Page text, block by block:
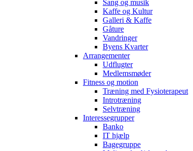
Sang og musik
Kaffe og Kultur
Galleri & Kaffe
Gåture
Vandringer
Byens Kvarter
Arrangementer
Udflugter
Medlemsmøder
Fitness og motion
Træning med Fysioterapeut
Introtræning
Selvtræning
Interessegrupper
Banko
IT hjælp
Bagegruppe